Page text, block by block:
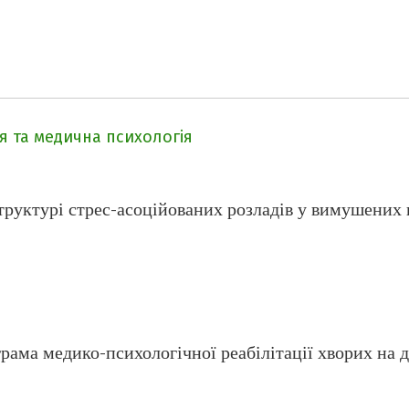
та медична психологія
стрес-асоційованих розладів у вимушених
медико-психологічної реабілітації хворих на